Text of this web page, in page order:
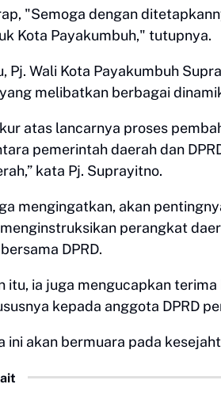
"Semoga dengan
Kota Payakumbuh," tutupnya.
Pj. Wali Kota Payakumbuh
melibatkan berbagai
atas lancarnya proses
pemerintah daerah dan
kata Pj. Suprayitno.
mengingatkan, akan
perangkat
DPRD.
itu, ia juga mengucapkan
kepada anggota DPRD
ini akan bermuara pada